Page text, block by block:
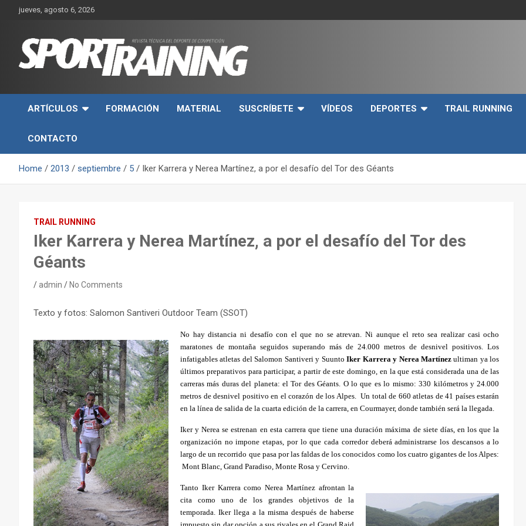
jueves, agosto 6, 2026
Revista técnica del
rendimiento, nutrición y entrenamiento.
ARTÍCULOS
FORMACIÓN MATERIAL SUSCRÍBETE VÍDEOS DEPORTES TRAIL RUNNING
CONTACTO
Home 2013 septiembre 5 Iker Karrera y Nerea Martínez, a por el desafío del Tor des Géants
TRAIL RUNNING
Iker Karrera y Nerea Martínez, a por el desafío del Tor des
Géants
admin No Comments
Texto y fotos: Salomon Santiveri Outdoor Team (SSOT)
No hay distancia ni desafío con el que no se atrevan. Ni aunque el reto sea realizar casi ocho
maratones de montaña seguidos superando más de 24.000 metros de desnivel positivos. Los
infatigables atletas del Salomon Santiveri y SuuntoIker Karrera y Nerea Martínezultiman ya los
últimos preparativos para participar, a partir de este domingo, en la que está considerada una de las
carreras más duras del planeta: el Tor des Géants. O lo que es lo mismo: 330 kilómetros y 24.000
metros de desnivel positivo en el corazón de los Alpes. Un total de 660 atletas de 41 países estarán
en la línea de salida de la cuarta edición de la carrera, en Courmayer, donde también será la llegada.
Iker y Nerea se estrenan en esta carrera que tiene una duración máxima de siete días, en los que la
organización no impone etapas, por lo que cada corredor deberá administrarse los descansos a lo
largo de un recorrido que pasa por las faldas de los conocidos como los cuatro gigantes de los Alpes:
Mont Blanc, Grand Paradiso, Monte Rosa y Cervino.
Tanto Iker Karrera como Nerea Martínez afrontan la
cita como uno de los grandes objetivos de la
temporada. Iker llega a la misma después de haberse